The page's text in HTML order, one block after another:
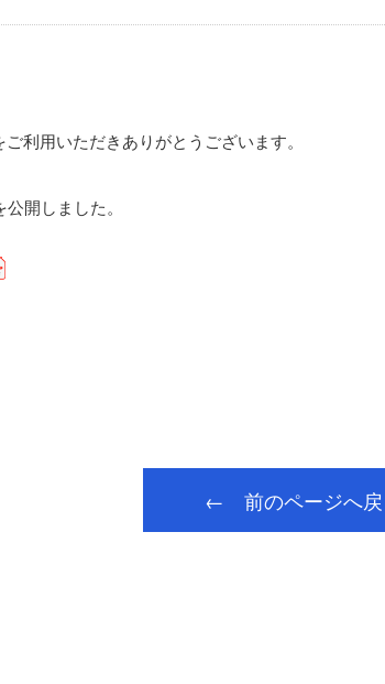
利用いただきありがとうございます。
開しました。
← 前のページへ